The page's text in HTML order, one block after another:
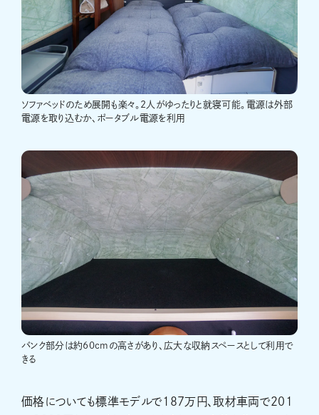
ソファベッドのため展開も楽々。2人がゆったりと就寝可能。電源は外部
電源を取り込むか、ポータブル電源を利用
バンク部分は約60cmの高さがあり、広大な収納スペースとして利用で
きる
価格についても標準モデルで187万円、取材車両で201